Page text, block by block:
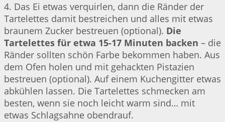
4. Das Ei etwas verquirlen, dann die Ränder der
Tartelettes damit bestreichen und alles mit etwas
braunem Zucker bestreuen (optional). Die
Tartelettes für etwa 15-17 Minuten backen – die
Ränder sollten schön Farbe bekommen haben. Aus
dem Ofen holen und mit gehackten Pistazien
bestreuen (optional). Auf einem Kuchengitter etwas
abkühlen lassen. Die Tartelettes schmecken am
besten, wenn sie noch leicht warm sind… mit
etwas Schlagsahne obendrauf.